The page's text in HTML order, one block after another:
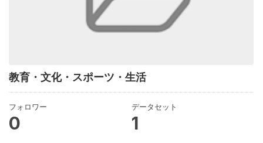
教育・文化・スポーツ・生活
フォロワー
0
データセット
1